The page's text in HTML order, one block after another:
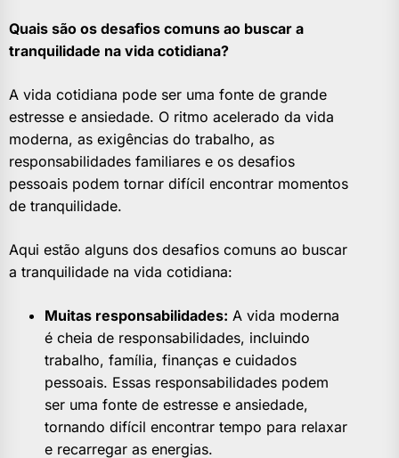
Quais são os desafios comuns ao buscar a
tranquilidade na vida cotidiana?
A vida cotidiana pode ser uma fonte de grande
estresse e ansiedade. O ritmo acelerado da vida
moderna, as exigências do trabalho, as
responsabilidades familiares e os desafios
pessoais podem tornar difícil encontrar momentos
de tranquilidade.
Aqui estão alguns dos desafios comuns ao buscar
a tranquilidade na vida cotidiana:
Muitas responsabilidades: A vida moderna
é cheia de responsabilidades, incluindo
trabalho, família, finanças e cuidados
pessoais. Essas responsabilidades podem
ser uma fonte de estresse e ansiedade,
tornando difícil encontrar tempo para relaxar
e recarregar as energias.